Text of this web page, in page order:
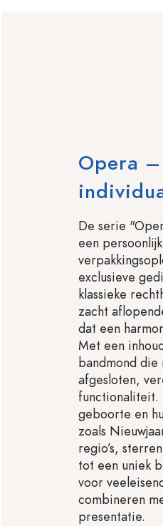
Opera
De serie
een
exclusieve
klassieke
zacht
dat een
Met een
bandmond
afgesloten,
functionaliteit.
geboorte en
zoals
regio’s,
tot een uniek
voor
combineren
presentatie.